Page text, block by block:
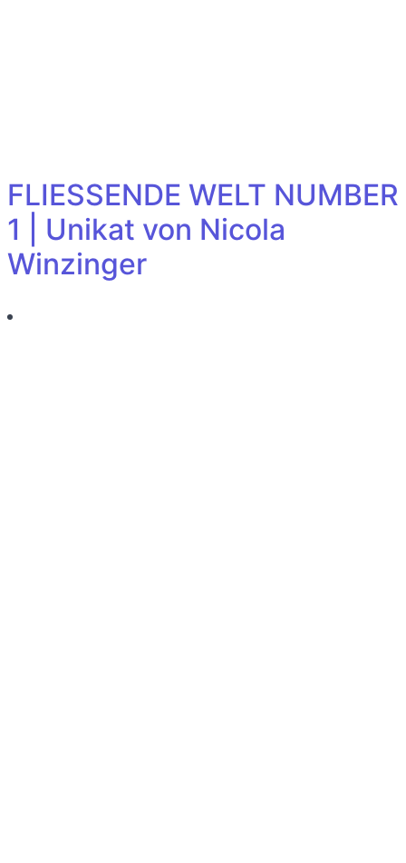
FLIESSENDE WELT NUMBER
1 | Unikat von Nicola
Winzinger